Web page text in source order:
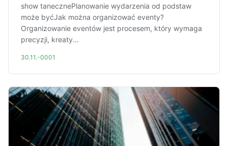
show tanecznePlanowanie wydarzenia od podstaw
może byćJak można organizować eventy?
Organizowanie eventów jest procesem, który wymaga
precyzji, kreaty...
30.11.-0001